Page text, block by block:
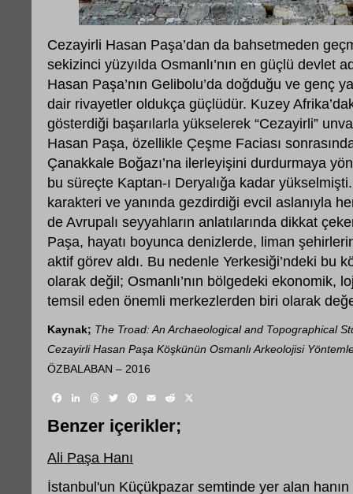
Cezayirli Hasan Paşa’dan da bahsetmeden
sekizinci yüzyılda Osmanlı’nın en güçlü devlet
Hasan Paşa’nın Gelibolu’da doğduğu ve genç
dair rivayetler oldukça güçlüdür. Kuzey
gösterdiği başarılarla yükselerek “Cezayirli”
Hasan Paşa, özellikle Çeşme Faciası
Çanakkale Boğazı’na ilerleyişini durdurmaya
bu süreçte Kaptan-ı Deryalığa kadar
karakteri ve yanında gezdirdiği evcil aslanıyla
de Avrupalı seyyahların anlatılarında dikkat
Paşa, hayatı boyunca denizlerde, liman
aktif görev aldı. Bu nedenle Yerkesiği’ndeki bu
olarak değil; Osmanlı’nın bölgedeki ekonomik,
temsil eden önemli merkezlerden biri olarak
Kaynak; The Troad: An Archaeological and Topographical
Cezayirli Hasan Paşa Köşkünün Osmanlı Arkeolojisi
ÖZBALABAN – 2016
Facebook
LinkedIn
Threads
TwitterPinterest
EmailReddit
Benzer içerikler;
Ali Paşa Hanı
İstanbul'un Küçükpazar semtinde yer alan